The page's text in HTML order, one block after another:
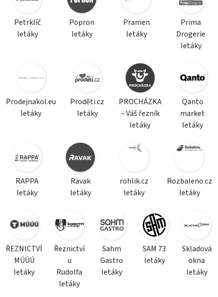
Petrklíč
letáky
Popron
letáky
Pramen
letáky
Prima
Drogerie
letáky
Prodejnakol.eu
letáky
Proděti.cz
letáky
PROCHÁZKA
– Váš řezník
letáky
Qanto
market
letáky
RAPPA
letáky
Ravak
letáky
rohlik.cz
letáky
Rozbaleno.cz
letáky
ŘEZNICTVÍ
MÚÚÚ
letáky
Řeznictví
u
Rudolfa
letáky
Sahm
Gastro
letáky
SAM 73
letáky
Skladová
okna
letáky